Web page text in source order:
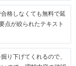
格しなくても無料で延
点が絞られたテキスト
り下げてくれるので、